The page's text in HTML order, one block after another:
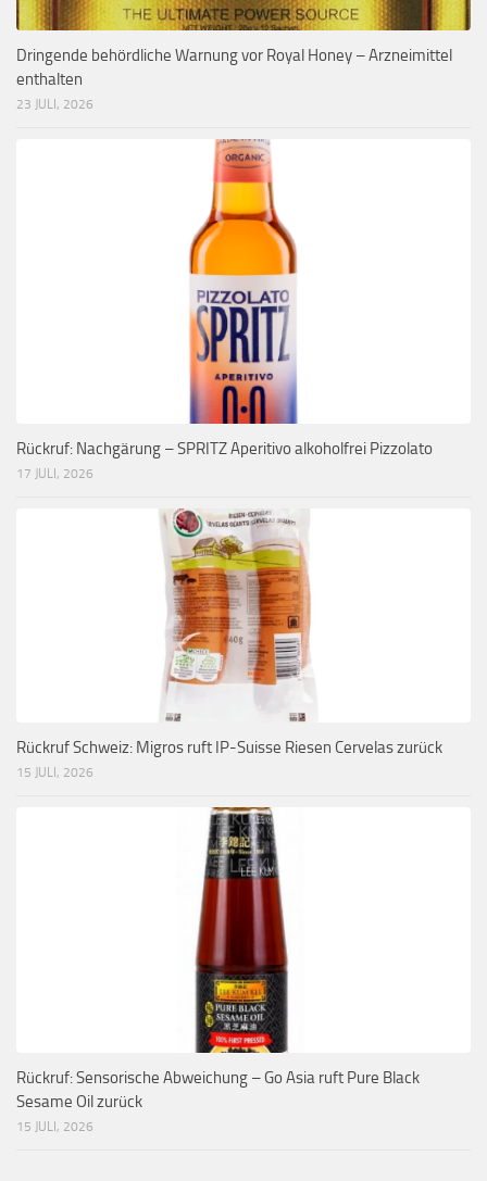
Dringende behördliche Warnung vor Royal Honey – Arzneimittel
enthalten
23 JULI, 2026
Rückruf: Nachgärung – SPRITZ Aperitivo alkoholfrei Pizzolato
17 JULI, 2026
Rückruf Schweiz: Migros ruft IP-Suisse Riesen Cervelas zurück
15 JULI, 2026
Rückruf: Sensorische Abweichung – Go Asia ruft Pure Black
Sesame Oil zurück
15 JULI, 2026